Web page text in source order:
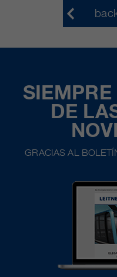
DE
GRACIAS AL